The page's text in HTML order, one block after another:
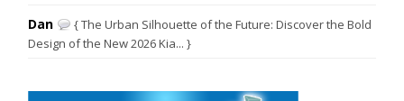
Dan
{ The Urban Silhouette of the Future: Discover the Bold
Design of the New 2026 Kia... }